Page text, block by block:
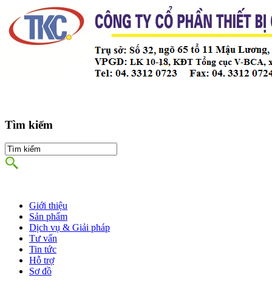
Tìm kiếm
Giới thiệu
Sản phẩm
Dịch vụ & Giải pháp
Tư vấn
Tin tức
Hỗ trợ
Sơ đồ